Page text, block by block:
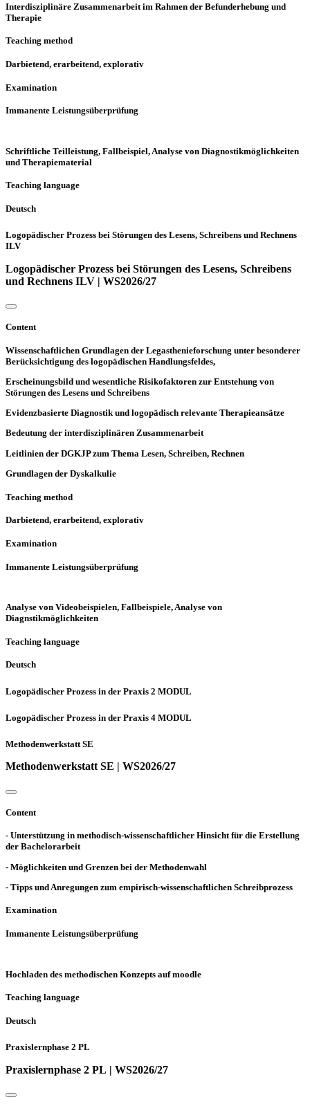
Interdisziplinäre Zusammenarbeit im Rahmen der Befunderhebung und
Therapie
Teaching method
Darbietend, erarbeitend, explorativ
Examination
Immanente Leistungsüberprüfung
Schriftliche Teilleistung, Fallbeispiel, Analyse von Diagnostikmöglichkeiten
und Therapiematerial
Teaching language
Deutsch
Logopädischer Prozess bei Störungen des Lesens, Schreibens und Rechnens
ILV
Logopädischer Prozess bei Störungen des Lesens, Schreibens
und Rechnens ILV | WS2026/27
Content
Wissenschaftlichen Grundlagen der Legasthenieforschung unter besonderer
Berücksichtigung des logopädischen Handlungsfeldes,
Erscheinungsbild und wesentliche Risikofaktoren zur Entstehung von
Störungen des Lesens und Schreibens
Evidenzbasierte Diagnostik und logopädisch relevante Therapieansätze
Bedeutung der interdisziplinären Zusammenarbeit
Leitlinien der DGKJP zum Thema Lesen, Schreiben, Rechnen
Grundlagen der Dyskalkulie
Teaching method
Darbietend, erarbeitend, explorativ
Examination
Immanente Leistungsüberprüfung
Analyse von Videobeispielen, Fallbeispiele, Analyse von
Diagnstikmöglichkeiten
Teaching language
Deutsch
Logopädischer Prozess in der Praxis 2 MODUL
Logopädischer Prozess in der Praxis 4 MODUL
Methodenwerkstatt SE
Methodenwerkstatt SE | WS2026/27
Content
- Unterstützung in methodisch-wissenschaftlicher Hinsicht für die Erstellung
der Bachelorarbeit
- Möglichkeiten und Grenzen bei der Methodenwahl
- Tipps und Anregungen zum empirisch-wissenschaftlichen Schreibprozess
Examination
Immanente Leistungsüberprüfung
Hochladen des methodischen Konzepts auf moodle
Teaching language
Deutsch
Praxislernphase 2 PL
Praxislernphase 2 PL | WS2026/27